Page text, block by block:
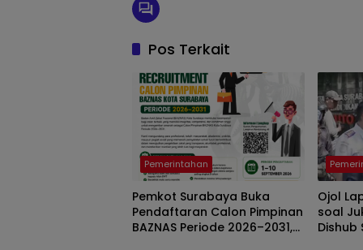
Pos Terkait
Pemerintahan
Pemkot Surabaya Buka
Pendaftaran Calon Pimpinan
BAZNAS Periode 2026–2031,
Ojol
soal
Dishub